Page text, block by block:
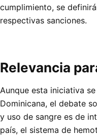
cumplimiento, se
respectivas sanciones.
Relevancia
Aunque esta iniciativa
Dominicana, el debate
y uso de sangre es de
país, el sistema de